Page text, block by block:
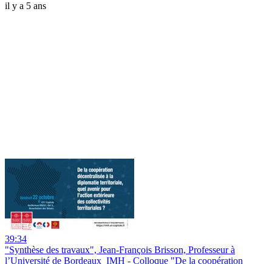
il y a 5 ans
39:34
"Synthèse des travaux", Jean-François Brisson, Professeur à
l’Université de Bordeaux_IMH - Colloque "De la coopération